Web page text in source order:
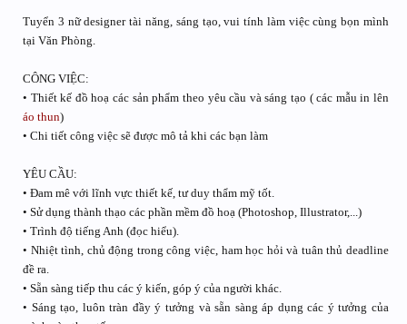
Tuyển 3 nữ designer tài năng, sáng tạo, vui tính làm việc cùng bọn mình
tại Văn Phòng.
CÔNG VIỆC:
• Thiết kế đồ hoạ các sản phẩm theo yêu cầu và sáng tạo ( các mẫu in lên
áo thun)
• Chi tiết công việc sẽ được mô tả khi các bạn làm
YÊU CẦU:
• Đam mê với lĩnh vực thiết kế, tư duy thẩm mỹ tốt.
• Sử dụng thành thạo các phần mềm đồ hoạ (Photoshop, Illustrator,...)
• Trình độ tiếng Anh (đọc hiểu).
• Nhiệt tình, chủ động trong công việc, ham học hỏi và tuân thủ deadline
đề ra.
• Sẵn sàng tiếp thu các ý kiến, góp ý của người khác.
• Sáng tạo, luôn tràn đầy ý tưởng và sẵn sàng áp dụng các ý tưởng của